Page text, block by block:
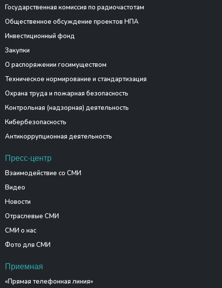
Государственная комиссия по радиочастотам
Общественное обсуждение проектов НПА
Инвестиционный фонд
Закупки
О распоряжении госимуществом
Техническое нормирование и стандартизация
Охрана труда и пожарная безопасность
Контрольная (надзорная) деятельность
Кибербезопасность
Антикоррупционная деятельность
Пресс-центр
Взаимодействие со СМИ
Видео
Новости
Отраслевые СМИ
СМИ о нас
Фото для СМИ
Приемная
«Прямая телефонная линия»